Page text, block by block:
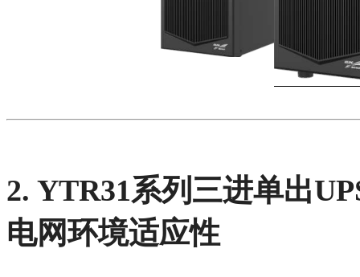
2. YTR31系列三进单出
电网环境适应性